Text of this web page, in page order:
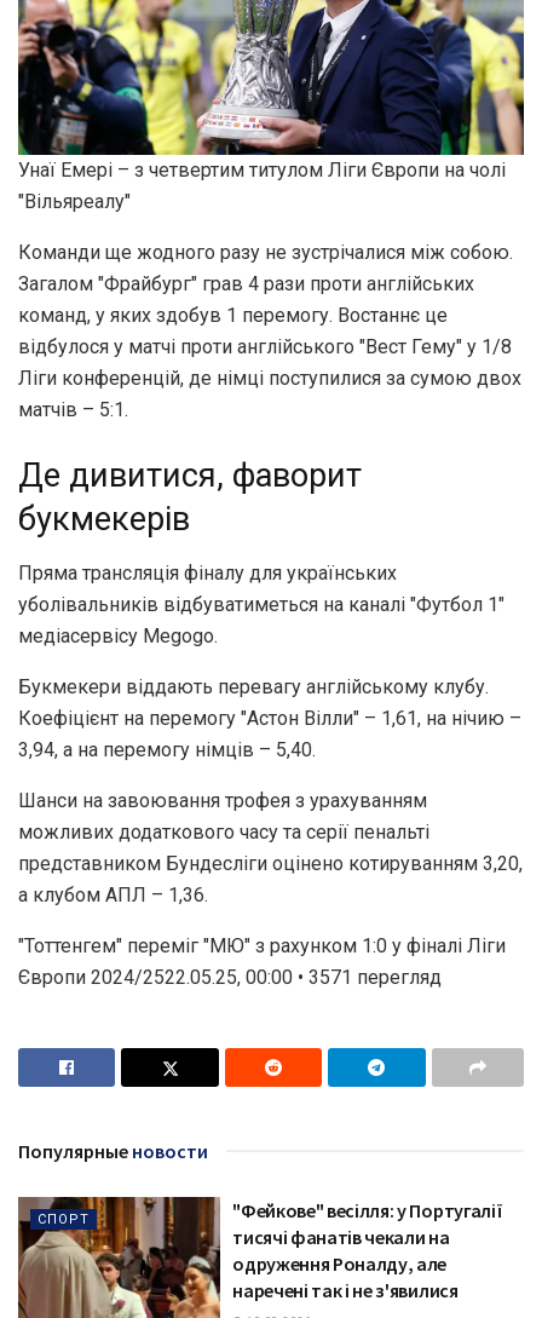
Унаї Емері – з четвертим титулом Ліги Європи на чолі
"Вільяреалу"
Команди ще жодного разу не зустрічалися між собою.
Загалом "Фрайбург" грав 4 рази проти англійських
команд, у яких здобув 1 перемогу. Востаннє це
відбулося у матчі проти англійського "Вест Гему" у 1/8
Ліги конференцій, де німці поступилися за сумою двох
матчів – 5:1.
Де дивитися, фаворит
букмекерів
Пряма трансляція фіналу для українських
уболівальників відбуватиметься на каналі "Футбол 1"
медіасервісу Megogo.
Букмекери віддають перевагу англійському клубу.
Коефіцієнт на перемогу "Астон Вілли" – 1,61, на нічию –
3,94, а на перемогу німців – 5,40.
Шанси на завоювання трофея з урахуванням
можливих додаткового часу та серії пенальті
представником Бундесліги оцінено котируванням 3,20,
а клубом АПЛ – 1,36.
"Тоттенгем" переміг "МЮ" з рахунком 1:0 у фіналі Ліги
Європи 2024/2522.05.25, 00:00 • 3571 перегляд
Популярные новости
СПОРТ
"Фейкове" весілля: у Португалії
тисячі фанатів чекали на
одруження Роналду, але
наречені так і не з'явилися